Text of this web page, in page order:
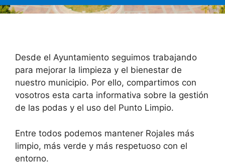
Desde el Ayuntamiento seguimos trabajando
para mejorar la limpieza y el bienestar de
nuestro municipio. Por ello, compartimos con
vosotros esta carta informativa sobre la gestión
de las podas y el uso del Punto Limpio.
Entre todos podemos mantener Rojales más
limpio, más verde y más respetuoso con el
entorno.